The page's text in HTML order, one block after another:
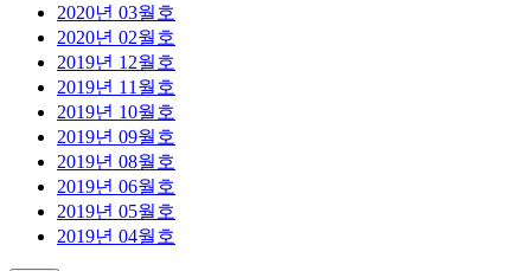
2020년 03월호
2020년 02월호
2019년 12월호
2019년 11월호
2019년 10월호
2019년 09월호
2019년 08월호
2019년 06월호
2019년 05월호
2019년 04월호